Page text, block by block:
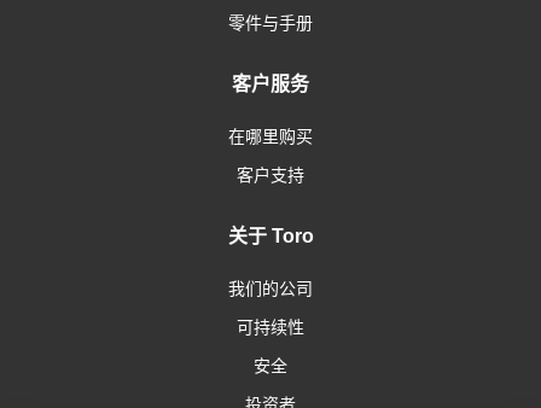
零件与手册
客户服务
在哪里购买
客户支持
关于 Toro
我们的公司
可持续性
安全